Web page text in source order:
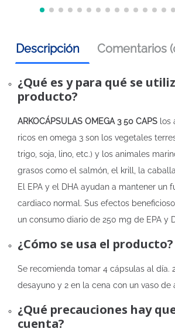
Descripción Comentarios
¿Qué es y para qué se
producto?
ARKOCÁPSULAS OMEGA 3 50 CAPS los
ricos en omega 3 son los vegetales
trigo, soja, lino, etc.) y los animales
grasos como el salmón, el krill, la
El EPA y el DHA ayudan a mantener un
cardiaco normal. Sus efectos
un consumo diario de 250 mg de EPA y
¿Cómo se usa el producto?
Se recomienda tomar 4 cápsulas al día.
desayuno y 2 en la cena con un vaso de
¿Qué precauciones hay
cuenta?